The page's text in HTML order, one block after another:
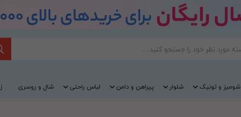
شومیز و تونیک شلوار پیراهن و دامن لباس راحتی شال و روسری